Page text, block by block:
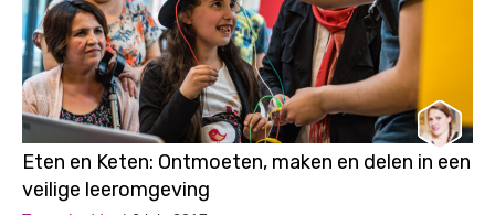
Eten en Keten: Ontmoeten, maken en delen in een
veilige leeromgeving